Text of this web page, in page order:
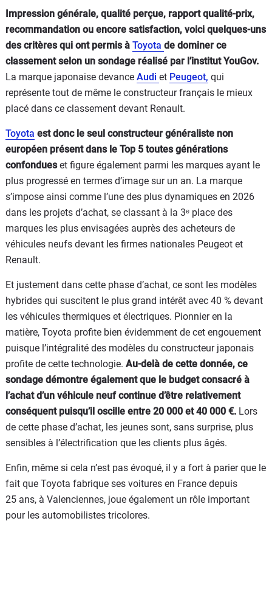
Impression générale, qualité perçue, rapport qualité-prix,
recommandation ou encore satisfaction, voici quelques-uns
des critères qui ont permis à Toyota de dominer ce
classement selon un sondage réalisé par l’institut YouGov.
La marque japonaise devance Audi et Peugeot, qui
représente tout de même le constructeur français le mieux
placé dans ce classement devant Renault.
Toyota est donc le seul constructeur généraliste non
européen présent dans le Top 5 toutes générations
confondueset figure également parmi les marques ayant le
plus progressé en termes d’image sur un an. La marque
s’impose ainsi comme l’une des plus dynamiques en 2026
dans les projets d’achat, se classant à la 3ᵉ place des
marques les plus envisagées auprès des acheteurs de
véhicules neufs devant les firmes nationales Peugeot et
Renault.
Et justement dans cette phase d’achat, ce sont les modèles
hybrides qui suscitent le plus grand intérêt avec 40 % devant
les véhicules thermiques et électriques. Pionnier en la
matière, Toyota profite bien évidemment de cet engouement
puisque l’intégralité des modèles du constructeur japonais
profite de cette technologie. Au-delà de cette donnée, ce
sondage démontre également que le budget consacré à
l’achat d’un véhicule neuf continue d’être relativement
conséquent puisqu’il oscille entre 20 000 et 40 000 €. Lors
de cette phase d’achat, les jeunes sont, sans surprise, plus
sensibles à l’électrification que les clients plus âgés.
Enfin, même si cela n’est pas évoqué, il y a fort à parier que le
fait que Toyota fabrique ses voitures en France depuis
25 ans, à Valenciennes, joue également un rôle important
pour les automobilistes tricolores.